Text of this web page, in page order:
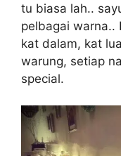
tu biasa lah..
pelbagai warna..
kat dalam, kat
warung, setiap
special.